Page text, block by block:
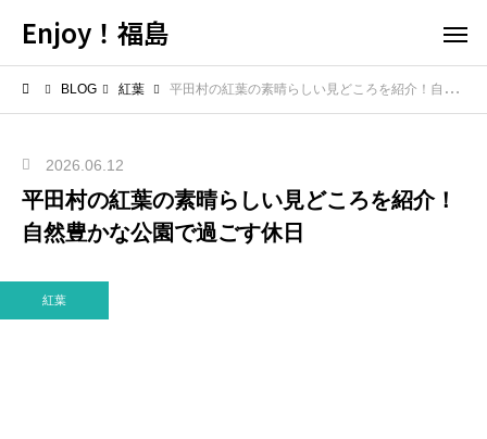
Enjoy！福島
BLOG 紅葉 平田村の紅葉の素晴らしい見どころを紹介！自然豊かな公園で過ごす休日
2026.06.12
平田村の紅葉の素晴らしい見どころを紹介！
自然豊かな公園で過ごす休日
紅葉